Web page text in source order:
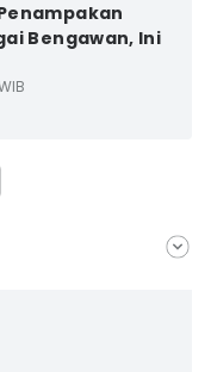
Bengawan, Ini